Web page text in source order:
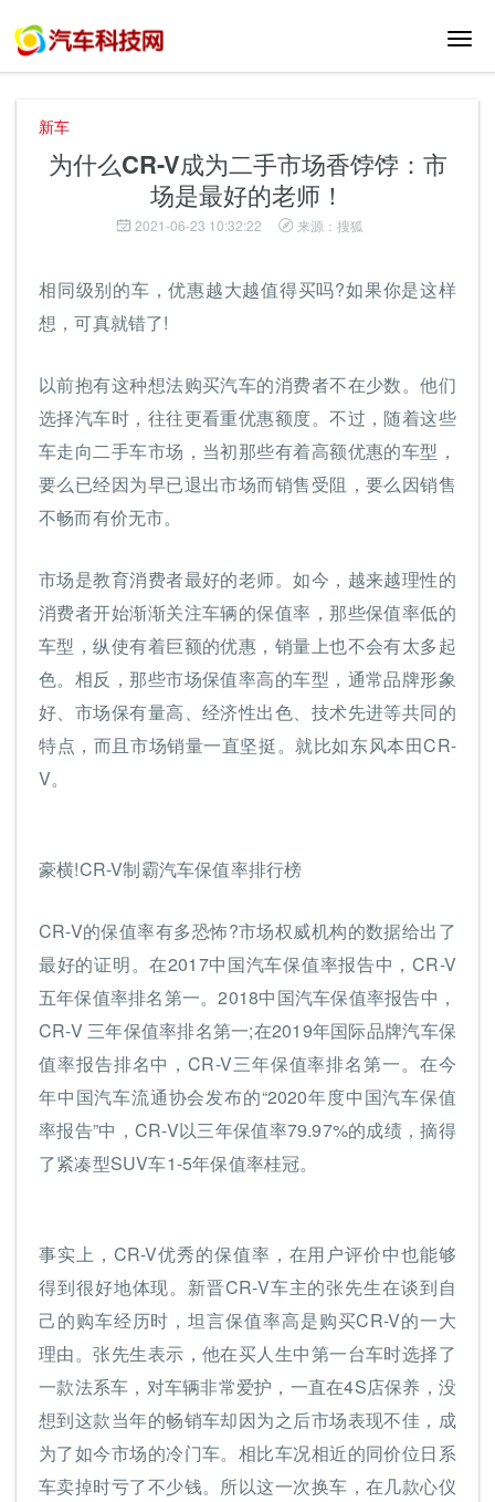
切
新车
为什么CR-V成为二手市场香饽饽：市
场是最好的老师！
2021-06-23 10:32:22 来源：搜狐
相同级别的车，优惠越大越值得买吗?如果你是这样
想，可真就错了!
以前抱有这种想法购买汽车的消费者不在少数。他们
选择汽车时，往往更看重优惠额度。不过，随着这些
车走向二手车市场，当初那些有着高额优惠的车型，
要么已经因为早已退出市场而销售受阻，要么因销售
不畅而有价无市。
市场是教育消费者最好的老师。如今，越来越理性的
消费者开始渐渐关注车辆的保值率，那些保值率低的
车型，纵使有着巨额的优惠，销量上也不会有太多起
色。相反，那些市场保值率高的车型，通常品牌形象
好、市场保有量高、经济性出色、技术先进等共同的
特点，而且市场销量一直坚挺。就比如东风本田CR-
V。
豪横!CR-V制霸汽车保值率排行榜
CR-V的保值率有多恐怖?市场权威机构的数据给出了
最好的证明。在2017中国汽车保值率报告中，CR-V
五年保值率排名第一。2018中国汽车保值率报告中，
CR-V 三年保值率排名第一;在2019年国际品牌汽车保
值率报告排名中，CR-V三年保值率排名第一。在今
年中国汽车流通协会发布的“2020年度中国汽车保值
率报告”中，CR-V以三年保值率79.97%的成绩，摘得
了紧凑型SUV车1-5年保值率桂冠。
事实上，CR-V优秀的保值率，在用户评价中也能够
得到很好地体现。新晋CR-V车主的张先生在谈到自
己的购车经历时，坦言保值率高是购买CR-V的一大
理由。张先生表示，他在买人生中第一台车时选择了
一款法系车，对车辆非常爱护，一直在4S店保养，没
想到这款当年的畅销车却因为之后市场表现不佳，成
为了如今市场的冷门车。相比车况相近的同价位日系
车卖掉时亏了不少钱。所以这一次换车，在几款心仪